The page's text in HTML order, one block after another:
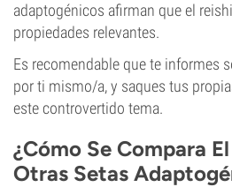
adaptogénicos afirman que el
propiedades relevantes.
Es recomendable que te informes
por ti mismo/a, y saques tus
este controvertido tema.
¿Cómo Se Compara
Otras Setas